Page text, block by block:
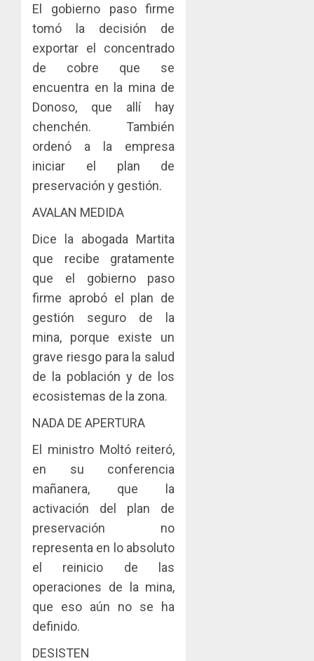
El gobierno paso firme
tomó la decisión de
exportar el concentrado
de cobre que se
encuentra en la mina de
Donoso, que allí hay
chenchén. También
ordenó a la empresa
iniciar el plan de
preservación y gestión.
AVALAN MEDIDA
Dice la abogada Martita
que recibe gratamente
que el gobierno paso
firme aprobó el plan de
gestión seguro de la
mina, porque existe un
grave riesgo para la salud
de la población y de los
ecosistemas de la zona.
NADA DE APERTURA
El ministro Moltó reiteró,
en su conferencia
mañanera, que la
activación del plan de
preservación no
representa en lo absoluto
el reinicio de las
operaciones de la mina,
que eso aún no se ha
definido.
DESISTEN